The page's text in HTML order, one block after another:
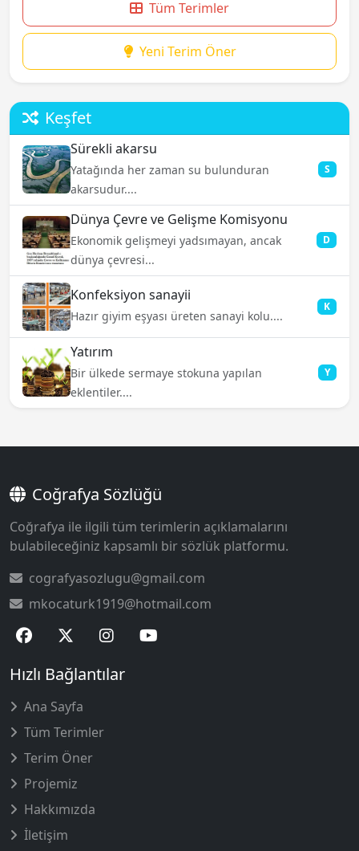
Tüm Terimler
Yeni Terim Öner
Keşfet
Sürekli akarsu
Yatağında her zaman su bulunduran
akarsudur....
S
Dünya Çevre ve Gelişme Komisyonu
Ekonomik gelişmeyi yadsımayan, ancak
dünya çevresi...
D
Konfeksiyon sanayii
Hazır giyim eşyası üreten sanayi kolu....
K
Yatırım
Bir ülkede sermaye stokuna yapılan
eklentiler....
Y
Coğrafya Sözlüğü
Coğrafya ile ilgili tüm terimlerin açıklamalarını
bulabileceğiniz kapsamlı bir sözlük platformu.
cografyasozlugu@gmail.com
mkocaturk1919@hotmail.com
Hızlı Bağlantılar
Ana Sayfa
Tüm Terimler
Terim Öner
Projemiz
Hakkımızda
İletişim